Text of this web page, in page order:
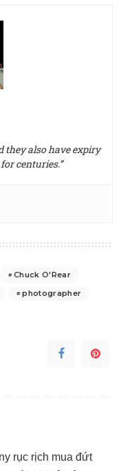
they also have expiry
centuries.”
Chuck O'Rear
photographer